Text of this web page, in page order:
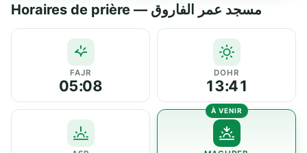
Horaires de prière — مسجد عمر الفاروق
FAJR
05:08
DOHR
13:41